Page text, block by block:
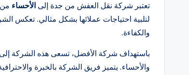
تعتبر شركة نقل العفش من جدة إلى الأحساء
لتلبية احتياجات عملائها بشكل مثالي. تعكس
والكفاءة.
باستهداف شركة الأفضل، تسعى هذه الشركة إلى
والأحساء. يتميز فريق الشركة بالخبرة